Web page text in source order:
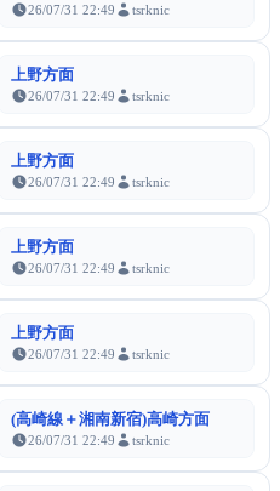
26/07/31 22:49 tsrknic
上野方面
26/07/31 22:49 tsrknic
上野方面
26/07/31 22:49 tsrknic
上野方面
26/07/31 22:49 tsrknic
上野方面
26/07/31 22:49 tsrknic
(高崎線＋湘南新宿)高崎方面
26/07/31 22:49 tsrknic